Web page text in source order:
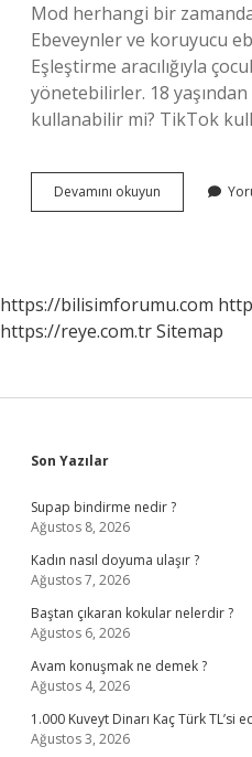
Mod herhangi bir zamanda
Ebeveynler ve koruyucu
Eşleştirme aracılığıyla
yönetebilirler. 18
kullanabilir mi? TikTok
Devamını okuyun
18
https://bilisimforumu.com
https://reye.com.trSitemap
Sidebar
Son Yazılar
Supap bindirme nedir ?
Ağustos 8, 2026
Kadın nasıl doyuma ulaşır ?
Ağustos 7, 2026
Baştan çıkaran kokular nelerdir ?
Ağustos 6, 2026
Avam konuşmak ne demek ?
Ağustos 4, 2026
1.000 Kuveyt Dinarı Kaç Türk TL’si
Ağustos 3, 2026